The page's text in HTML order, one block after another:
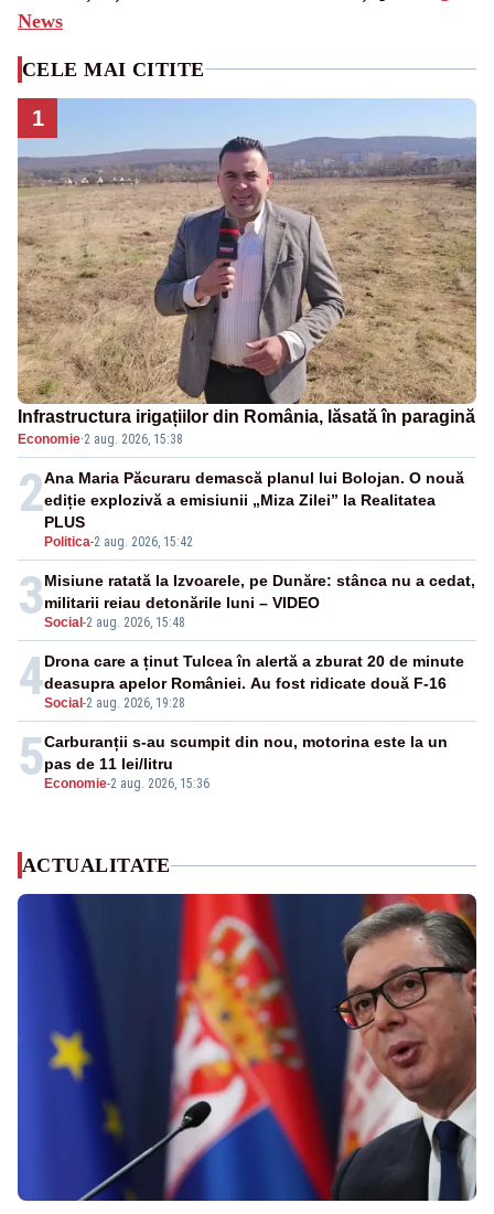
News
CELE MAI CITITE
1
Infrastructura irigațiilor din România, lăsată în paragină
Economie·2 aug. 2026, 15:38
2
Politica-2 aug. 2026, 15:42
Ana Maria Păcuraru demască planul lui Bolojan. O nouă
ediție explozivă a emisiunii „Miza Zilei” la Realitatea
PLUS
3Social -2 aug. 2026, 15:48
Misiune ratată la Izvoarele, pe Dunăre: stânca nu a cedat,
militarii reiau detonările luni – VIDEO
4Social -2 aug. 2026, 19:28
Drona care a ținut Tulcea în alertă a zburat 20 de minute
deasupra apelor României. Au fost ridicate două F-16
5 Economie-2 aug. 2026, 15:36
Carburanții s-au scumpit din nou, motorina este la un
pas de 11 lei/litru
ACTUALITATE